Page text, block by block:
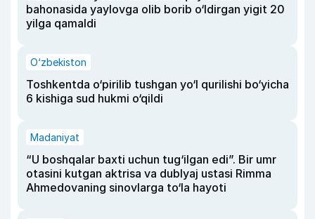
bahonasida yaylovga olib borib o‘ldirgan yigit 20
yilga qamaldi
O‘zbekiston
Toshkentda o‘pirilib tushgan yo‘l qurilishi bo‘yicha
6 kishiga sud hukmi o‘qildi
Madaniyat
“U boshqalar baxti uchun tug‘ilgan edi”. Bir umr
otasini kutgan aktrisa va dublyaj ustasi Rimma
Ahmedovaning sinovlarga to‘la hayoti